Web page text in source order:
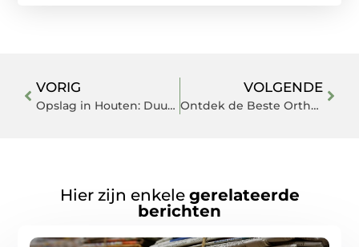
VORIG
Opslag in Houten: Duurzame en Stijlvolle Oplossingen voor Jouw Huis en Tuin
VOLGENDE
Ontdek de Beste Orthodontist in Vlissingen voor Uw Gezin
Hier zijn enkele gerelateerde
berichten